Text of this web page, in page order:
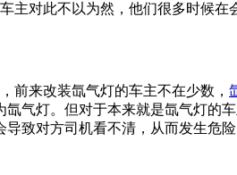
对此不以为然，他们很多时候
前来改装氙气灯的车主不在少数，
气灯。但对于本来就是氙气灯
致对方司机看不清，从而发生危险